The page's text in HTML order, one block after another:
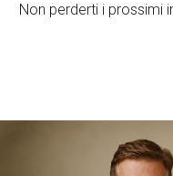
Non perderti i prossimi